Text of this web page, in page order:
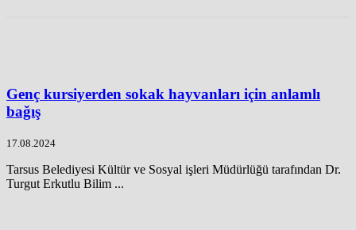
Genç kursiyerden sokak hayvanları için anlamlı
bağış
17.08.2024
Tarsus Belediyesi Kültür ve Sosyal işleri Müdürlüğü tarafından Dr.
Turgut Erkutlu Bilim ...